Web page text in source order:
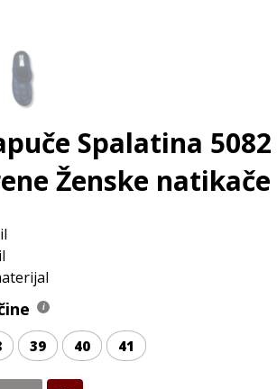
Spalatina 5082
Ženske natikače
39 40 41